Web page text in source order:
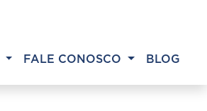
FALE CONOSCO BLOG